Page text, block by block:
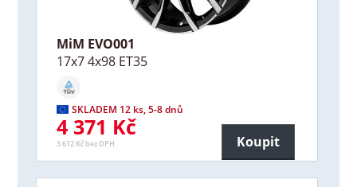
MiM EVO001
17x7 4x98 ET35
SKLADEM 12 ks, 5-8 dnů
4 371 Kč
3 612 Kč bez DPH Koupit